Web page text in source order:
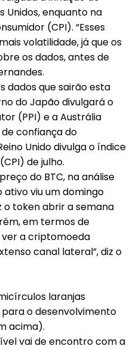
Unidos, enquanto na
(CPI). “Esses
volatilidade, já que os
os dados, antes de
dados que sairão esta
do Japão divulgará o
(PPI) e a Austrália
confiança do
Unido divulga o índice
de julho.
do BTC, na análise
viu um domingo
o token abrir a semana
em termos de
a criptomoeda
canal lateral”, diz o
laranjas
o desenvolvimento
acima).
vai de encontro com a